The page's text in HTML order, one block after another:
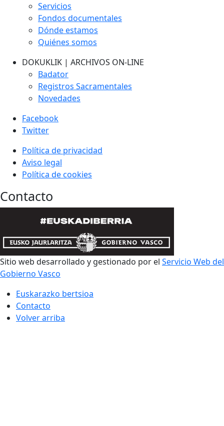
Servicios
Fondos documentales
Dónde estamos
Quiénes somos
DOKUKLIK | ARCHIVOS ON-LINE
Badator
Registros Sacramentales
Novedades
Facebook
Twitter
Política de privacidad
Aviso legal
Política de cookies
Contacto
Sitio web desarrollado y gestionado por el Servicio Web del
Gobierno Vasco
Euskarazko bertsioa
Contacto
Volver arriba